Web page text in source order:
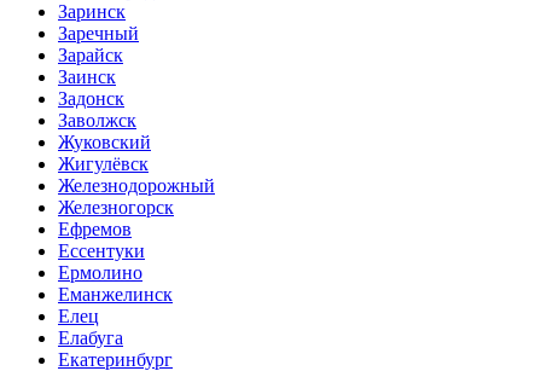
Заринск
Заречный
Зарайск
Заинск
Задонск
Заволжск
Жуковский
Жигулёвск
Железнодорожный
Железногорск
Ефремов
Ессентуки
Ермолино
Еманжелинск
Елец
Елабуга
Екатеринбург